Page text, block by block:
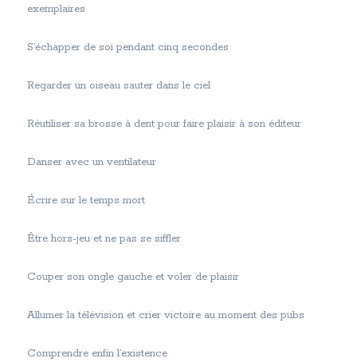
exemplaires
S’échapper de soi pendant cinq secondes
Regarder un oiseau sauter dans le ciel
Réutiliser sa brosse à dent pour faire plaisir à son éditeur
Danser avec un ventilateur
Écrire sur le temps mort
Être hors-jeu et ne pas se siffler
Couper son ongle gauche et voler de plaisir
Allumer la télévision et crier victoire au moment des pubs
Comprendre enfin l’existence